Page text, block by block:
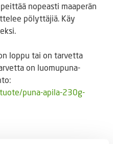
nopeasti maaperän
pölyttäjiä. Käy
loppu tai on tarvetta
on luomupuna-
puna-apila-230g-